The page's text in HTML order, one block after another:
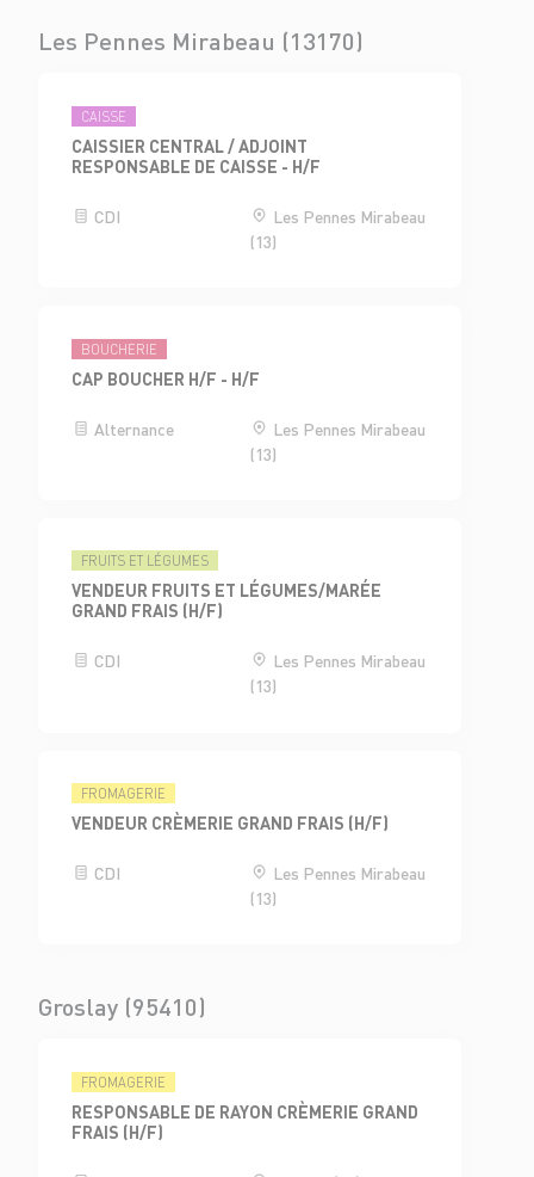
Les Pennes Mirabeau (13170)
CAISSE
CAISSIER CENTRAL / ADJOINT
RESPONSABLE DE CAISSE - H/F
CDI
Les Pennes Mirabeau
(13)
BOUCHERIE
CAP BOUCHER H/F - H/F
Alternance
Les Pennes Mirabeau
(13)
FRUITS ET LÉGUMES
VENDEUR FRUITS ET LÉGUMES/MARÉE
GRAND FRAIS (H/F)
CDI
Les Pennes Mirabeau
(13)
FROMAGERIE
VENDEUR CRÈMERIE GRAND FRAIS (H/F)
CDI
Les Pennes Mirabeau
(13)
Groslay (95410)
FROMAGERIE
RESPONSABLE DE RAYON CRÈMERIE GRAND
FRAIS (H/F)